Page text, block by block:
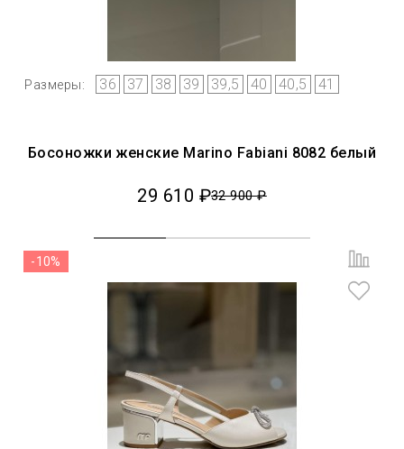
Размеры: 36 37 38 39 39,5 40 40,5 41
Босоножки женские Marino Fabiani 8082 белый
29 610 ₽32 900 ₽
-10%